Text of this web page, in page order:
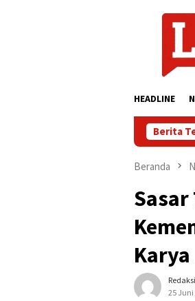
HEADLINE
Berita
Beranda
Karya
Redaksi
25 Juni